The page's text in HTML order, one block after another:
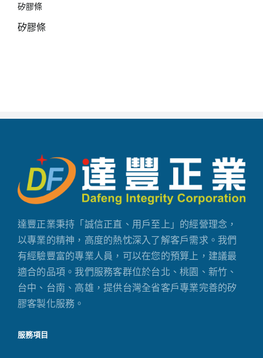
矽膠條
矽膠條
達豐正業秉持「誠信正直、用戶至上」的經營理念，
以專業的精神，高度的熱忱深入了解客戶需求。我們
有經驗豐富的專業人員，可以在您的預算上，建議最
適合的品項。我們服務客群位於台北、桃園、新竹、
台中、台南、高雄，提供台灣全省客戶專業完善的矽
膠客製化服務。
服務項目